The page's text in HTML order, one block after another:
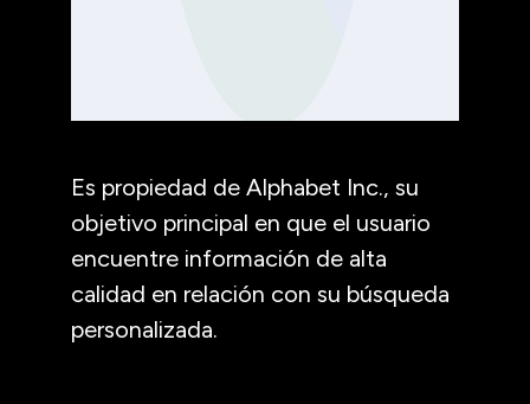
Es propiedad de Alphabet Inc., su
objetivo principal en que el usuario
encuentre información de alta
calidad en relación con su búsqueda
personalizada.